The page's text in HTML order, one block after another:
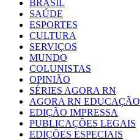
BRASIL
SAÚDE
ESPORTES
CULTURA
SERVIÇOS
MUNDO
COLUNISTAS
OPINIÃO
SÉRIES AGORA RN
AGORA RN EDUCAÇÃO
EDIÇÃO IMPRESSA
PUBLICAÇÕES LEGAIS
EDIÇÕES ESPECIAIS